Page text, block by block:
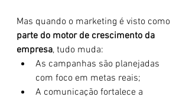
Mas quando o marketing é visto como
parte do motor de crescimento da
empresa, tudo muda:
As campanhas são planejadas
com foco em metas reais;
A comunicação fortalece a